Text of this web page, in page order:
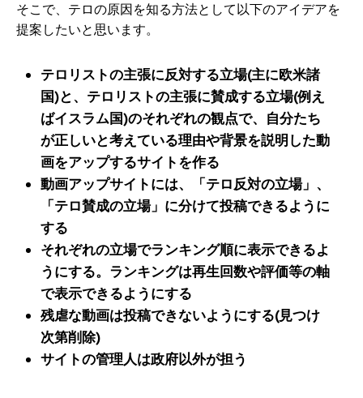
そこで、テロの原因を知る方法として以下のアイデアを
提案したいと思います。
テロリストの主張に反対する立場(主に欧米諸
国)と、テロリストの主張に賛成する立場(例え
ばイスラム国)のそれぞれの観点で、自分たち
が正しいと考えている理由や背景を説明した動
画をアップするサイトを作る
動画アップサイトには、「テロ反対の立場」、
「テロ賛成の立場」に分けて投稿できるように
する
それぞれの立場でランキング順に表示できるよ
うにする。ランキングは再生回数や評価等の軸
で表示できるようにする
残虐な動画は投稿できないようにする(見つけ
次第削除)
サイトの管理人は政府以外が担う